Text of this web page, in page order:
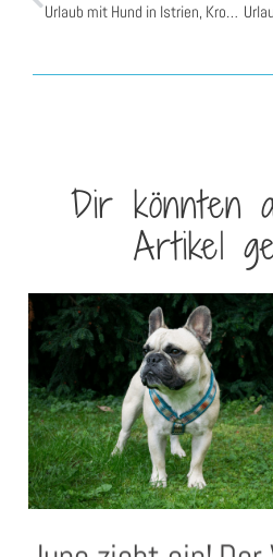
Urlaub mit Hund in Istrien, Kroatien – Teil 1
Dir könnten
Artikel